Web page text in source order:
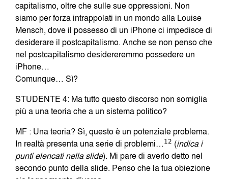
capitalismo, oltre che sulle sue oppressioni. Non
siamo per forza intrappolati in un mondo alla Louise
Mensch, dove il possesso di un iPhone ci impedisce di
desiderare il postcapitalismo. Anche se non penso che
nel postcapitalismo desidereremmo possedere un
iPhone…
Comunque… Sì?
STUDENTE 4: Ma tutto questo discorso non somiglia
più a una teoria che a un sistema politico?
MF : Una teoria? Sì, questo è un potenziale problema.
In realtà presenta una serie di problemi…12 (indica i
punti elencati nella slide). Mi pare di averlo detto nel
secondo punto della slide. Penso che la tua obiezione